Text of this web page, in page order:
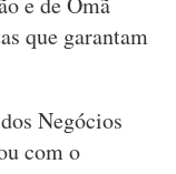
que garantam
Negócios
com o